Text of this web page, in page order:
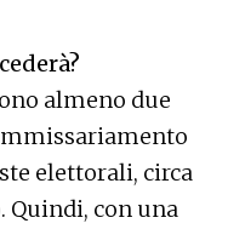
almeno due
elettorali, circa
Quindi, con una